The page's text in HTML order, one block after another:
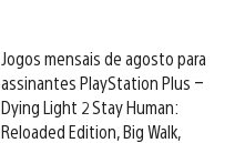
Jogos mensais de agosto para
assinantes PlayStation Plus –
Dying Light 2 Stay Human:
Reloaded Edition, Big Walk,